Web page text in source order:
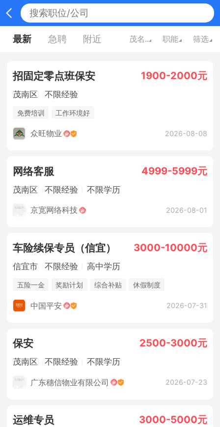
最新 急聘 附近 茂名广东 职能 筛选
招固定零点班保安 1900-2000元
茂南区 不限经验
免费培训 工作环境好
众旺物业 2026-08-08
网络客服 4999-5999元
茂南区 不限经验 不限学历
京宽网络科技 2026-08-01
车险续保专员（信宜） 3000-10000元
信宜市 不限经验 高中学历
五险一金 奖励计划 综合补贴
休假制度
法定节假日
中国平安 2026-07-31
保安 2500-3000元
茂南区 不限经验 不限学历
广东穗信物业有限公司 2026-07-23
运维专员 3000-5000元